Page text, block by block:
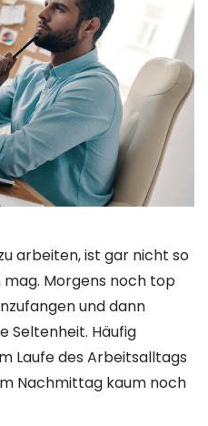
arbeiten, ist gar nicht so
Morgens noch top
und dann
Seltenheit. Häufig
Laufe des Arbeitsalltags
Nachmittag kaum noch